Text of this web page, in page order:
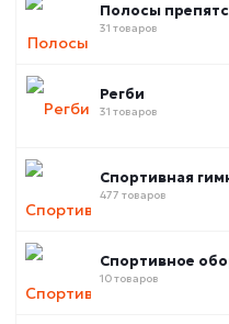
Полосы
31 товаров
Регби
31 товаров
Спортивная
477 товаров
Спортивное
10 товаров